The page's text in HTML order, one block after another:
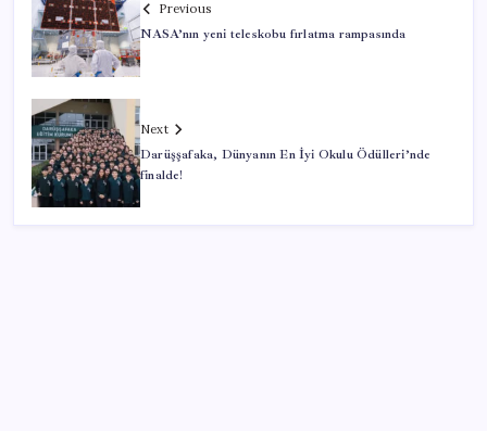
Previous
NASA’nın yeni teleskobu fırlatma rampasında
Next
Darüşşafaka, Dünyanın En İyi Okulu Ödülleri’nde
finalde!